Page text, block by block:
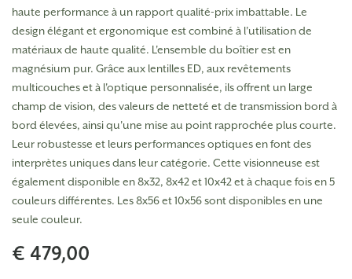
haute performance à un rapport qualité-prix imbattable. Le
design élégant et ergonomique est combiné à l'utilisation de
matériaux de haute qualité. L'ensemble du boîtier est en
magnésium pur. Grâce aux lentilles ED, aux revêtements
multicouches et à l'optique personnalisée, ils offrent un large
champ de vision, des valeurs de netteté et de transmission bord à
bord élevées, ainsi qu'une mise au point rapprochée plus courte.
Leur robustesse et leurs performances optiques en font des
interprètes uniques dans leur catégorie. Cette visionneuse est
également disponible en 8x32, 8x42 et 10x42 et à chaque fois en 5
couleurs différentes. Les 8x56 et 10x56 sont disponibles en une
seule couleur.
€ 479,00